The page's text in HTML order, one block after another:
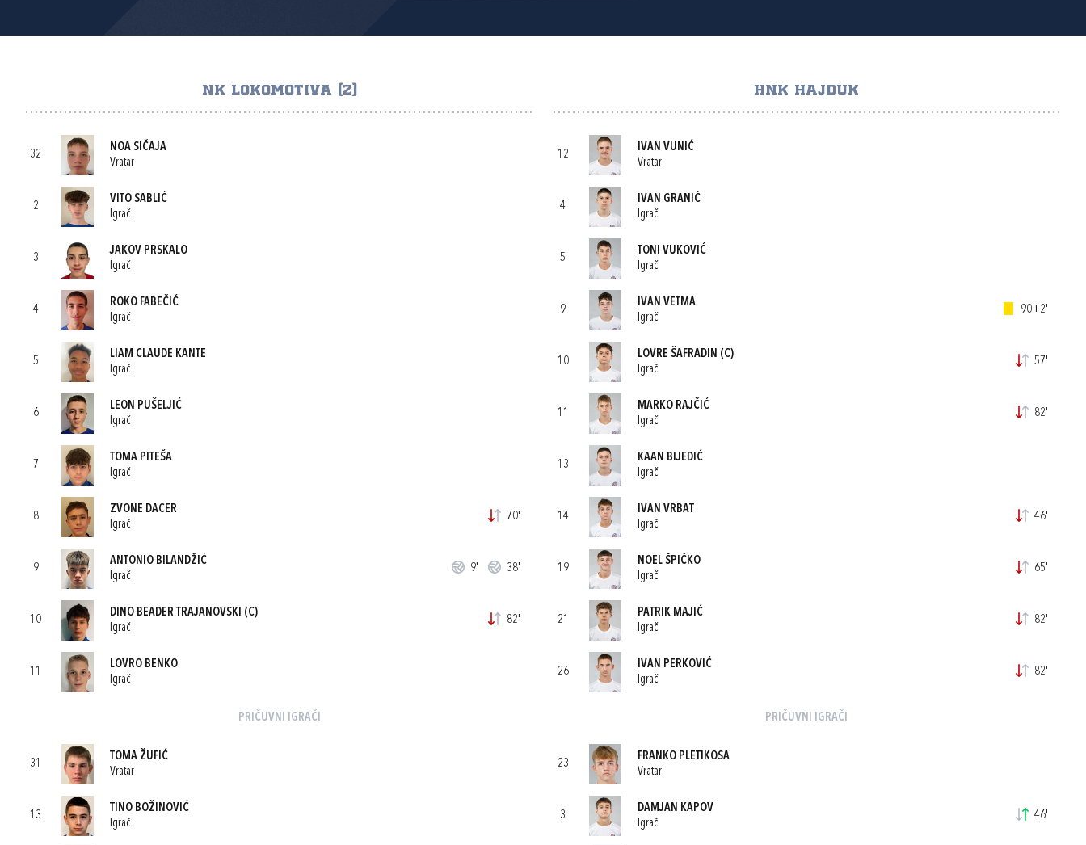
NK LOKOMOTIVA (Z)
32
NOA SIČAJA
Vratar
2
VITO SABLIĆ
Igrač
3
JAKOV PRSKALO
Igrač
4
ROKO FABEČIĆ
Igrač
5
LIAM CLAUDE KANTE
Igrač
6
LEON PUŠELJIĆ
Igrač
7
TOMA PITEŠA
Igrač
8
ZVONE DACER
Igrač
70'
9
ANTONIO BILANDŽIĆ
Igrač
9' 38'
10
DINO BEADER TRAJANOVSKI (C)
Igrač
82'
11
LOVRO BENKO
Igrač
PRIČUVNI IGRAČI
31
TOMA ŽUFIĆ
Vratar
13
TINO BOŽINOVIĆ
Igrač
HNK HAJDUK
12
IVAN VUNIĆ
Vratar
4
IVAN GRANIĆ
Igrač
5
TONI VUKOVIĆ
Igrač
9
IVAN VETMA
Igrač
90+2'
10
LOVRE ŠAFRADIN (C)
Igrač
57'
11
MARKO RAJČIĆ
Igrač
82'
13
KAAN BIJEDIĆ
Igrač
14
IVAN VRBAT
Igrač
46'
19
NOEL ŠPIČKO
Igrač
65'
21
PATRIK MAJIĆ
Igrač
82'
26
IVAN PERKOVIĆ
Igrač
82'
PRIČUVNI IGRAČI
23
FRANKO PLETIKOSA
Vratar
3
DAMJAN KAPOV
Igrač
46'